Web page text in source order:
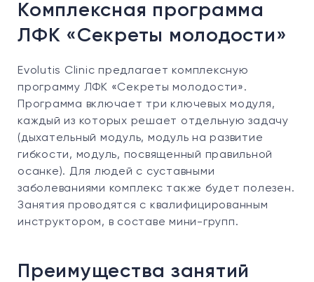
Комплексная программа
ЛФК «Секреты молодости»
Evolutis Clinic предлагает комплексную
программу ЛФК «Секреты молодости».
Программа включает три ключевых модуля,
каждый из которых решает отдельную задачу
(дыхательный модуль, модуль на развитие
гибкости, модуль, посвященный правильной
осанке). Для людей с суставными
заболеваниями комплекс также будет полезен.
Занятия проводятся с квалифицированным
инструктором, в составе мини-групп.
Преимущества занятий